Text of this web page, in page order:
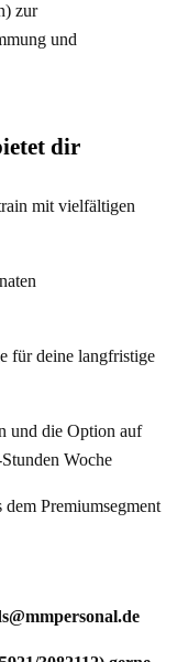
zur
und
dir
mit vielfältigen
für deine langfristige
und die Option auf
Woche
Premiumsegment